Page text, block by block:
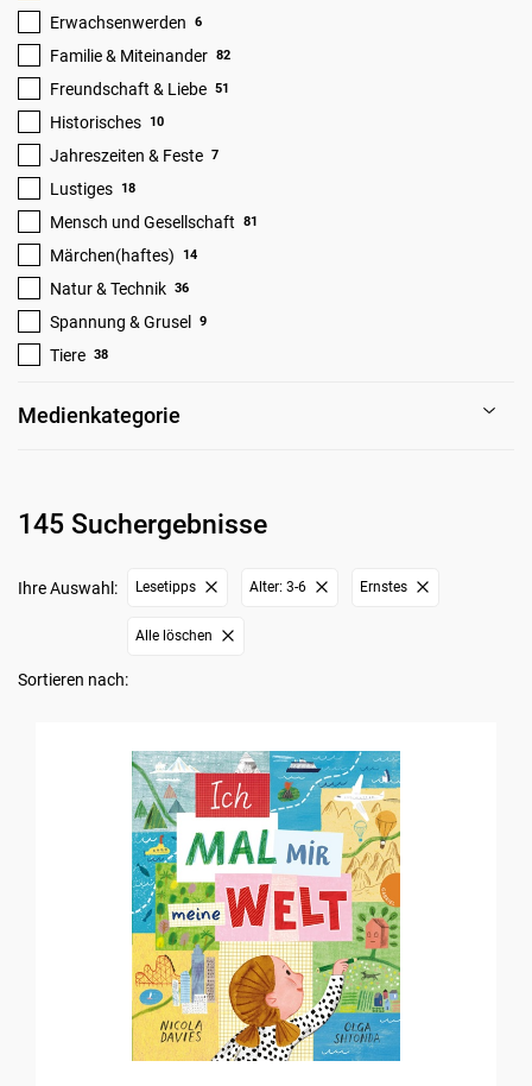
Erwachsenwerden 6
Familie & Miteinander 82
Freundschaft & Liebe 51
Historisches 10
Jahreszeiten & Feste 7
Lustiges 18
Mensch und Gesellschaft 81
Märchen(haftes) 14
Natur & Technik 36
Spannung & Grusel 9
Tiere 38
Medienkategorie
145 Suchergebnisse
Ihre Auswahl: Lesetipps Alter: 3-6 Ernstes
Alle löschen
Sortieren nach: